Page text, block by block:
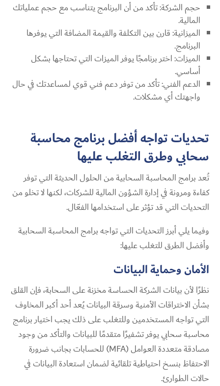
حجم الشركة: تأكد من أن البرنامج يتناسب مع حجم عملياتك
المالية.
الميزانية: قارن بين التكلفة والقيمة المضافة التي يوفرها
البرنامج.
الميزات: اختر برنامجًا يوفر الميزات التي تحتاجها بشكل
أساسي.
الدعم الفني: تأكد من توفر دعم فني قوي لمساعدتك في حال
واجهتك أي مشكلات.
تحديات تواجه أفضل برنامج محاسبة
سحابي وطرق التغلب عليها
تُعد برامج المحاسبة السحابية من الحلول الحديثة التي توفر
كفاءة ومرونة في إدارة الشؤون المالية للشركات، لكنها لا تخلو من
التحديات التي قد تؤثر على استخدامها الفعّال.
وفيما يلي أبرز التحديات التي تواجه برامج المحاسبة السحابية
وأفضل الطرق للتغلب عليها:
الأمان وحماية البيانات
نظرًا لأن بيانات الشركة الحساسة مخزنة على السحابة، فإن القلق
بشأن الاختراقات الأمنية وسرقة البيانات يُعد أحد أكبر المخاوف
التي تواجه المستخدمين وللتغلب على ذلك يجب اختيار برنامج
محاسبة سحابي يوفر تشفيرًا متقدمًا للبيانات والتأكد من وجود
مصادقة متعددة العوامل (MFA) للحسابات بجانب ضرورة
الاحتفاظ بنسخ احتياطية تلقائية لضمان استعادة البيانات في
حالات الطوارئ.